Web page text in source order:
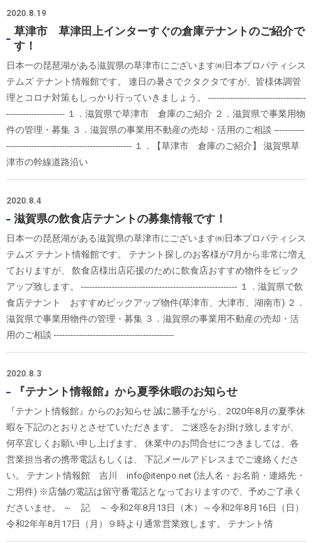
2020.8.19
草津市 草津田上インターすぐの倉庫テナントのご紹介で
す！
日本一の琵琶湖がある滋賀県の草津市にございます㈱日本プロパティシス
テムズ テナント情報館です。 連日の暑さでクタクタですが、皆様体調管
理とコロナ対策もしっかり行っていきましょう。 -----------------------------------
--------------------- １．滋賀県で草津市 倉庫のご紹介 ２．滋賀県で事業用物
件の管理・募集 ３．滋賀県の事業用不動産の売却・活用のご相談 -----------
--------------------------------------------- １．【草津市 倉庫のご紹介】 滋賀県草
津市の幹線道路沿い
2020.8.4
滋賀県の飲食店テナントの募集情報です！
日本一の琵琶湖がある滋賀県の草津市にございます㈱日本プロパティシス
テムズ テナント情報館です。 テナント探しのお客様が7月から非常に増え
ておりますが、 飲食店様出店応援のために飲食店おすすめ物件をピック
アップ致します。 -------------------------------------------------------- １．滋賀県で飲
食店テナント おすすめピックアップ物件(草津市、大津市、湖南市) ２．
滋賀県で事業用物件の管理・募集 ３．滋賀県の事業用不動産の売却・活
用のご相談 -------------------------------------------
2020.8.3
『テナント情報館』から夏季休暇のお知らせ
『テナント情報館』からのお知らせ 誠に勝手ながら、2020年8月の夏季休
暇を下記のとおりとさせていただきます。 ご迷惑をお掛け致しますが、
何卒宜しくお願い申し上げます。 休業中のお問合せにつきましては、各
営業担当者の携帯電話もしくは、 下記メールアドレスまでご連絡くださ
い。 テナント情報館 吉川 info@itenpo.net (法人名・お名前・連絡先・
ご用件) ※店舗の電話は留守番電話となっておりますので、予めご了承く
ださいませ。 ～ 記 ～ 令和2年8月13日（木）～令和2年8月16日（日）
令和2年年8月17日（月）９時より通常営業致します。 テナント情